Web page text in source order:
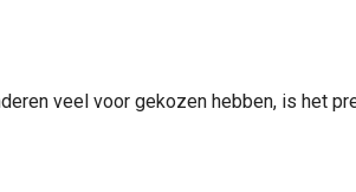
veel voor gekozen hebben, is het